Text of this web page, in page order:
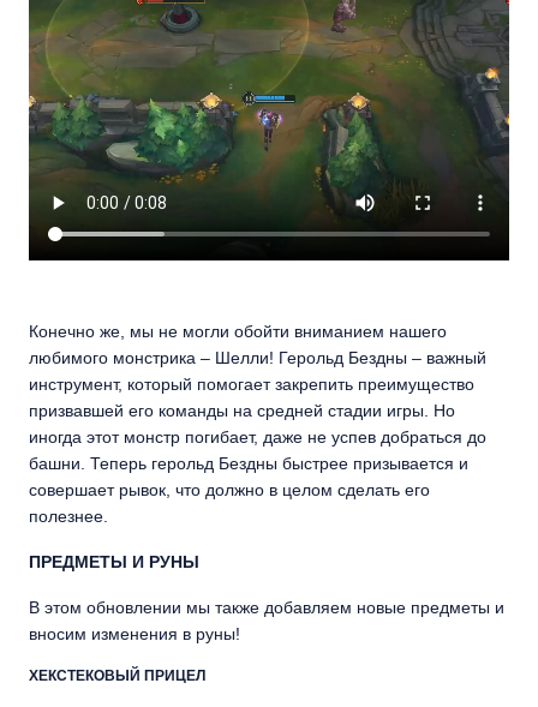
Конечно же, мы не могли обойти вниманием нашего
любимого монстрика – Шелли! Герольд Бездны – важный
инструмент, который помогает закрепить преимущество
призвавшей его команды на средней стадии игры. Но
иногда этот монстр погибает, даже не успев добраться до
башни. Теперь герольд Бездны быстрее призывается и
совершает рывок, что должно в целом сделать его
полезнее.
ПРЕДМЕТЫ И РУНЫ
В этом обновлении мы также добавляем новые предметы и
вносим изменения в руны!
ХЕКСТЕКОВЫЙ ПРИЦЕЛ